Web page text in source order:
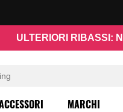
ULTERIORI RIBASSI:
MARCHI